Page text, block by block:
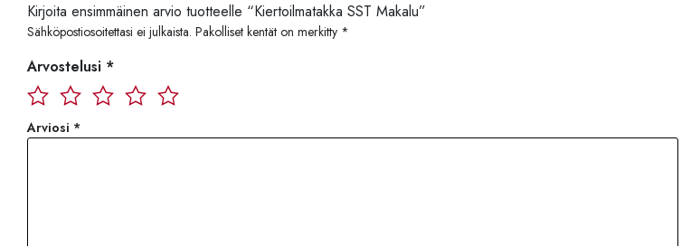
Kirjoita ensimmäinen arvio tuotteelle “Kiertoilmatakka SST Makalu”
Sähköpostiosoitettasi ei julkaista. Pakolliset kentät on merkitty *
Arvostelusi *
Arviosi *